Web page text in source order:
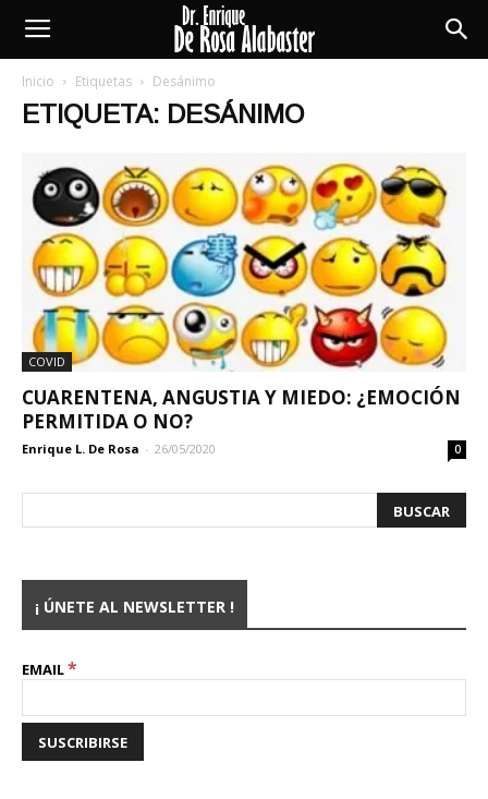
Enrique
Rosa
Alabaster
Inicio Etiquetas Desánimo
ETIQUETA: DESÁNIMO
COVID
CUARENTENA, ANGUSTIA Y MIEDO: ¿EMOCIÓN
PERMITIDA O NO?
Enrique L. De Rosa - 26/05/2020 0
¡ ÚNETE AL NEWSLETTER !
EMAIL*